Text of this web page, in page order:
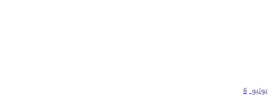
يوليو 6